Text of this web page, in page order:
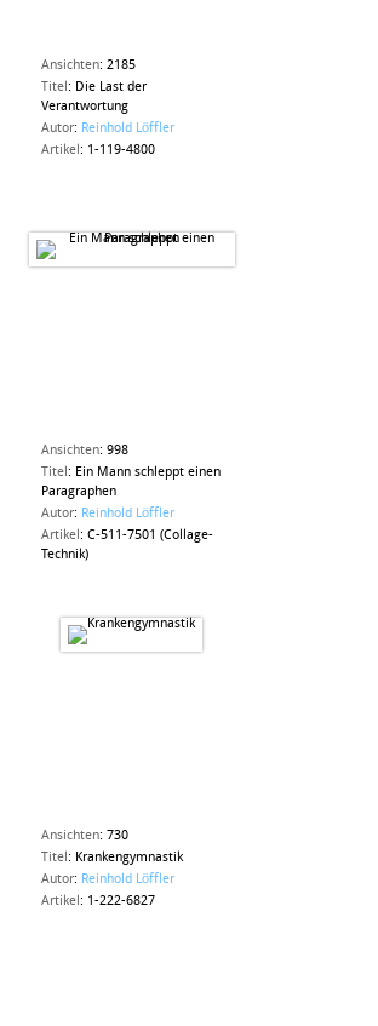
Ansichten: 2185
Titel : Die Last der
Verantwortung
Autor: Reinhold Löffler
Artikel : 1-119-4800
Ansichten: 998
Titel : Ein Mann schleppt einen
Paragraphen
Autor: Reinhold Löffler
Artikel : C-511-7501 (Collage-
Technik)
Ansichten: 730
Titel : Krankengymnastik
Autor: Reinhold Löffler
Artikel : 1-222-6827